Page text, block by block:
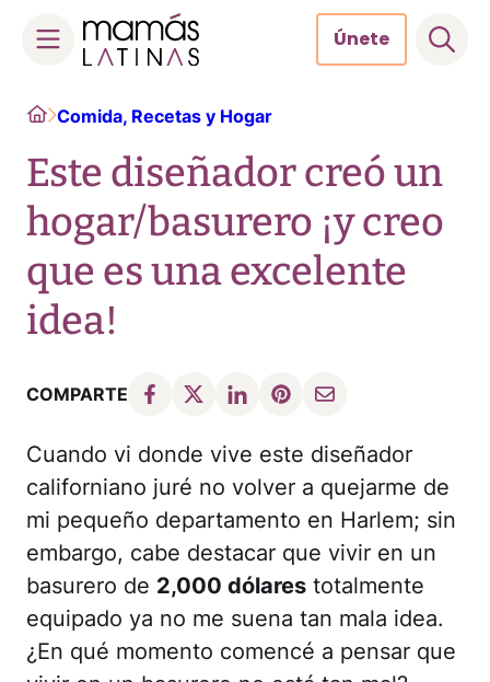
content
Únete
HomeComida, Recetas y Hogar
Este diseñador creó un
hogar/basurero ¡y creo
que es una excelente
idea!
COMPARTE
Cuando vi donde vive este diseñador
californiano juré no volver a quejarme de
mi pequeño departamento en Harlem; sin
embargo, cabe destacar que vivir en un
basurero de 2,000 dólares totalmente
equipado ya no me suena tan mala idea.
¿En qué momento comencé a pensar que